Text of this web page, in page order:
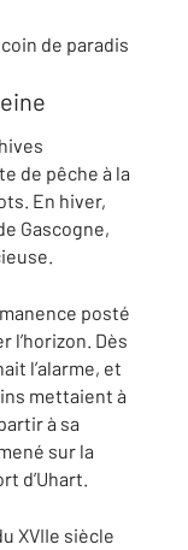
de pêche à la
En hiver,
Gascogne,
posté
l’horizon. Dès
l’alarme, et
mettaient à
à sa
sur la
d’Uhart.
XVIIe siècle